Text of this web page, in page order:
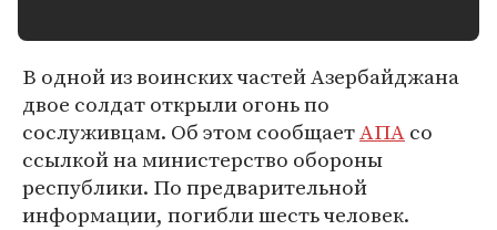
В одной из воинских частей Азербайджана
двое солдат открыли огонь по
сослуживцам. Об этом сообщаетАПАсо
ссылкой на министерство обороны
республики. По предварительной
информации, погибли шесть человек.